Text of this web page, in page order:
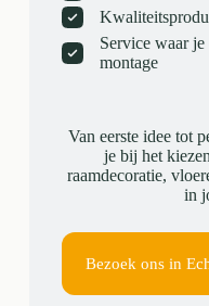
Service waar
montage
Van eerste idee tot
je bij het
raamdecoratie,
in
Bezoek ons in